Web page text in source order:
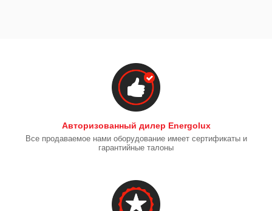
Авторизованный дилер Energolux
Все продаваемое нами оборудование имеет сертификаты и
гарантийные талоны